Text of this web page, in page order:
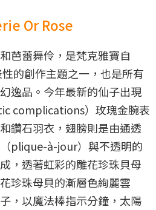
Or Rose
芭蕾舞伶，是梵克雅寶自
的創作主題之一，也是所有
逸品。今年最新的仙子出現
complications）玫瑰金腕表
鑽石羽衣，翅膀則是由通透
plique-à-jour）與不透明的
，透著虹彩的雕花珍珠貝母
珍珠母貝的漸層色絢麗雲
，以魔法棒指示分鐘，太陽